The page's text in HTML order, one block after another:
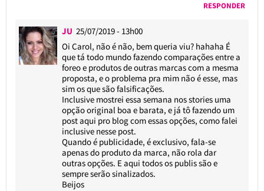
RESPONDER
JU 25/07/2019 - 13h00
Oi Carol, não é não, bem queria viu? hahaha É
que tá todo mundo fazendo comparações entre a
foreo e produtos de outras marcas com a mesma
proposta, e o problema pra mim não é esse, mas
sim os que são falsificações.
Inclusive mostrei essa semana nos stories uma
opção original boa e barata, e já tô fazendo um
post aqui pro blog com essas opções, como falei
inclusive nesse post.
Quando é publicidade, é exclusivo, fala-se
apenas do produto da marca, não rola dar
outras opções. E aqui todos os publis são e
sempre serão sinalizados.
Beijos